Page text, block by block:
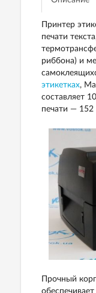
Принтер
печати
риббона) и
этикетках,
составляет
печати —
Прочный